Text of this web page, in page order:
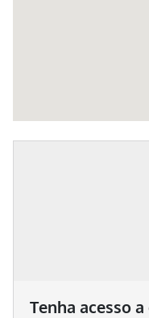
Tenha acesso